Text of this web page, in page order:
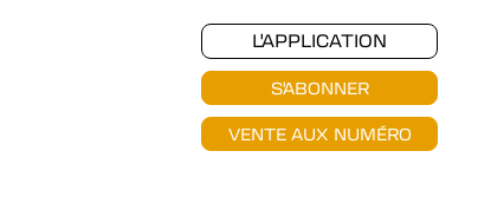
L'APPLICATION
S'ABONNER
VENTE AUX NUMÉRO